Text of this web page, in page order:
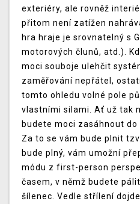
exteriéry, ale rovněž
přitom není zatížen
hra hraje je srovnatelný s
motorových člunů, atd.).
moci souboje ulehčit
zaměřování nepřátel,
tomto ohledu volné pole
vlastními silami. Ať už tak
budete moci zasáhnout
Za to se vám bude plnit
bude plný, vám umožní
módu z first-person
časem, v němž budete
šílenec. Vedle střílení